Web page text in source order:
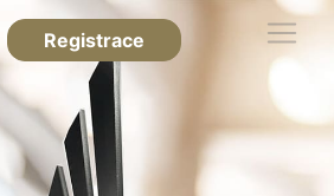
Registrace